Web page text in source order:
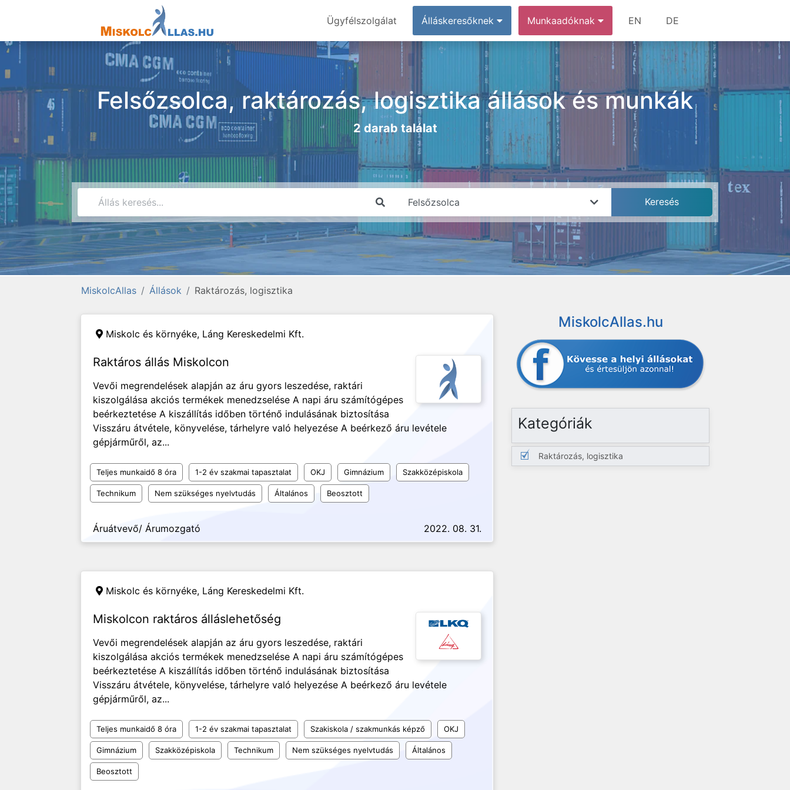
Ügyfélszolgálat Álláskeresőknek Munkaadóknak EN DE
Felsőzsolca, raktározás, logisztika állások és munkák
2 darab találat
MiskolcAllas Állások Raktározás, logisztika
Miskolc és környéke, Láng Kereskedelmi Kft.
Raktáros állás Miskolcon
Vevői megrendelések alapján az áru gyors leszedése, raktári
kiszolgálása akciós termékek menedzselése A napi áru számítógépes
beérkeztetése A kiszállítás időben történő indulásának biztosítása
Visszáru átvétele, könyvelése, tárhelyre való helyezése A beérkező áru levétele
gépjárműről, az...
Teljes munkaidő 8 óra 1-2 év szakmai tapasztalat OKJ Gimnázium Szakközépiskola
Technikum Nem szükséges nyelvtudás Általános Beosztott
Áruátvevő/ Árumozgató 2022. 08. 31.
Miskolc és környéke, Láng Kereskedelmi Kft.
Miskolcon raktáros álláslehetőség
Vevői megrendelések alapján az áru gyors leszedése, raktári
kiszolgálása akciós termékek menedzselése A napi áru számítógépes
beérkeztetése A kiszállítás időben történő indulásának biztosítása
Visszáru átvétele, könyvelése, tárhelyre való helyezése A beérkező áru levétele
gépjárműről, az...
Teljes munkaidő 8 óra 1-2 év szakmai tapasztalat Szakiskola / szakmunkás képző OKJ
Gimnázium Szakközépiskola Technikum Nem szükséges nyelvtudás Általános
Beosztott
MiskolcAllas.hu
Kategóriák
Raktározás, logisztika